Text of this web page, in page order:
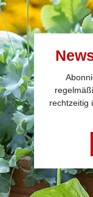
rechtzeitig